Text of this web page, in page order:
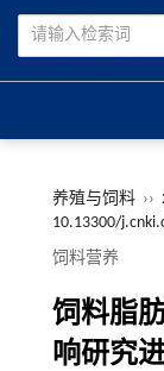
养殖与饲料 ››
10.13300/
饲料营养
饲料脂
响研究